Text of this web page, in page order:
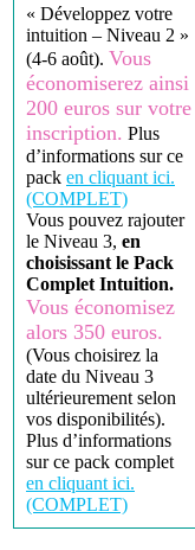
« Développez votre
intuition – Niveau 2 »
(4-6 août). Vous
économiserez ainsi
200 euros sur votre
inscription. Plus
d’informations sur ce
pack en cliquant ici.
(COMPLET)
Vous pouvez rajouter
le Niveau 3, en
choisissant le Pack
Complet Intuition.
Vous économisez
alors 350 euros.
(Vous choisirez la
date du Niveau 3
ultérieurement selon
vos disponibilités).
Plus d’informations
sur ce pack complet
en cliquant ici.
(COMPLET)